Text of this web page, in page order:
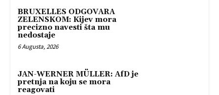
BRUXELLES ODGOVARA
ZELENSKOM: Kijev mora
precizno navesti šta mu
nedostaje
6 Augusta, 2026
JAN-WERNER MÜLLER: AfD je
pretnja na koju se mora
reagovati